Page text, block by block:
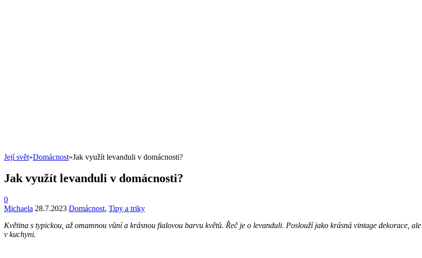
Její svět»Domácnost»Jak využít levanduli v domácnosti?
Jak využít levanduli v domácnosti?
0
Michaela 28.7.2023 Domácnost, Tipy a triky
Květina s typickou, až omamnou vůní a krásnou fialovou barvu květů. Řeč je o levanduli. Poslouží jako krásná vintage dekorace,
v kuchyni.